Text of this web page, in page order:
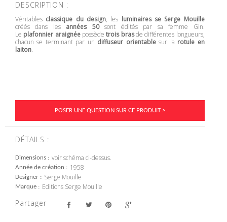
DESCRIPTION :
Véritables classique du design, les luminaires se Serge Mouille
créés dans les années 50sont édités par sa femme Gin.
Le plafonnier araignéepossèdetrois brasde différentes longueurs,
chacun se terminant par un diffuseur orientablesur la rotule en
laiton.
POSER UNE QUESTION SUR CE PRODUIT >
DÉTAILS :
Dimensions voir schéma ci-dessus.
Année de création 1958
Designer Serge Mouille
Marque Editions Serge Mouille
Partager